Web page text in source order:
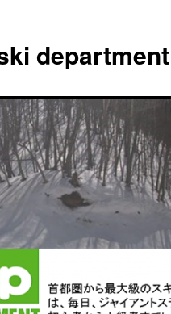
department